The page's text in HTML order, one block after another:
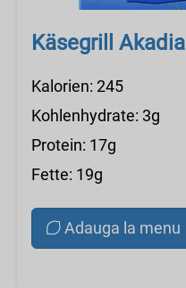
Käsegrill Akadia
Kalorien: 245
Kohlenhydrate: 3g
Protein: 17g
Fette: 19g
Adauga la menu